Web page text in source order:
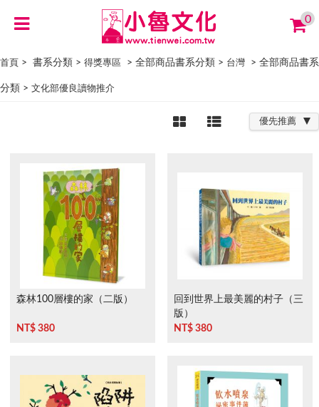
0
首頁 > 書系分類 > 得獎專區 > 全部商品書系分類 > 台灣 > 全部商品書系
分類 > 文化部優良讀物推介
優先推薦
森林100層樓的家（二版）
NT$ 380
回到世界上最美麗的村子（三
版）
NT$ 380